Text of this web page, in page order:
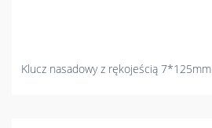
Klucz nasadowy z rękojeścią 7*125mm